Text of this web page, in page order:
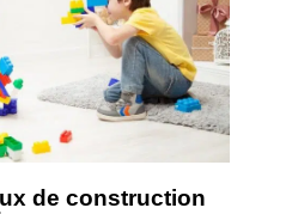
de construction